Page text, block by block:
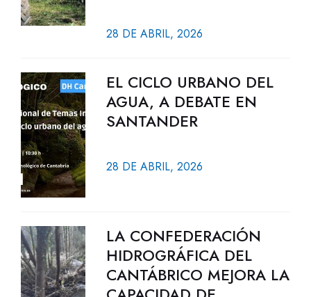
28 DE ABRIL, 2026
EL CICLO URBANO DEL
AGUA, A DEBATE EN
SANTANDER
28 DE ABRIL, 2026
LA CONFEDERACIÓN
HIDROGRÁFICA DEL
CANTÁBRICO MEJORA LA